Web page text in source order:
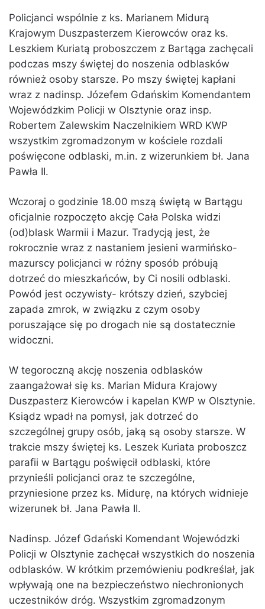
Policjanci wspólnie z ks. Marianem Midurą
Krajowym Duszpasterzem Kierowców oraz ks.
Leszkiem Kuriatą proboszczem z Bartąga zachęcali
podczas mszy świętej do noszenia odblasków
również osoby starsze. Po mszy świętej kapłani
wraz z nadinsp. Józefem Gdańskim Komendantem
Wojewódzkim Policji w Olsztynie oraz insp.
Robertem Zalewskim Naczelnikiem WRD KWP
wszystkim zgromadzonym w kościele rozdali
poświęcone odblaski, m.in. z wizerunkiem bł. Jana
Pawła II.
Wczoraj o godzinie 18.00 mszą świętą w Bartągu
oficjalnie rozpoczęto akcję Cała Polska widzi
(od)blask Warmii i Mazur. Tradycją jest, że
rokrocznie wraz z nastaniem jesieni warmińsko-
mazurscy policjanci w różny sposób próbują
dotrzeć do mieszkańców, by Ci nosili odblaski.
Powód jest oczywisty- krótszy dzień, szybciej
zapada zmrok, w związku z czym osoby
poruszające się po drogach nie są dostatecznie
widoczni.
W tegoroczną akcję noszenia odblasków
zaangażował się ks. Marian Midura Krajowy
Duszpasterz Kierowców i kapelan KWP w Olsztynie.
Ksiądz wpadł na pomysł, jak dotrzeć do
szczególnej grupy osób, jaką są osoby starsze. W
trakcie mszy świętej ks. Leszek Kuriata proboszcz
parafii w Bartągu poświęcił odblaski, które
przynieśli policjanci oraz te szczególne,
przyniesione przez ks. Midurę, na których widnieje
wizerunek bł. Jana Pawła II.
Nadinsp. Józef Gdański Komendant Wojewódzki
Policji w Olsztynie zachęcał wszystkich do noszenia
odblasków. W krótkim przemówieniu podkreślał, jak
wpływają one na bezpieczeństwo niechronionych
uczestników dróg. Wszystkim zgromadzonym